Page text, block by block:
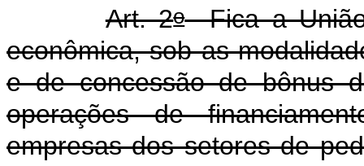
Art. 2oFica a União
econômica, sob as
e de concessão de bônus
operações de
empresas dos setores de